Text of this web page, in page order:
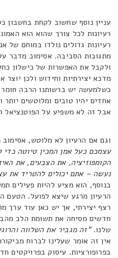
עניין נוסף שחשוב לקחת בחשבון
רעיונות לכל צורך שהוא הוא
רעיונות גדולים נולדו במוחם
מתגובות הסביבה. אסימוב מדבר
ולקבל את האפשרות של כישלון
מדכא יצירתיות וחידוש ולכן
כשלמעשה יש ברשותנו הרבה חומר
אחדים יהיו טובים ומלוטשים
אבל זה לא משפיע על הפוטנציאל
וגם אם הרעיון לא מלוטש,
עצמכם כעל אמן המכין טיוטה
הקומפוזיציה, את הצבעים, את
נעשה – אתם יכולים להטריד את
בנוסף, הוא מציע להיות פעילים
הרעיון מרגע שיצא לפועל. הטעם
רצף יצירתי, אך יש כאן עוד ערך
חדשים מסיחה את תשומת הלב
שלנו."זה מגביר את השלווה
אין זה אומר שעלינו לברוח
בפרופורציות. עיסוק בפרויקטים